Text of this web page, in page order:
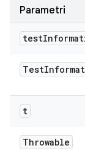
Parametri
test
Test
t
Throwable